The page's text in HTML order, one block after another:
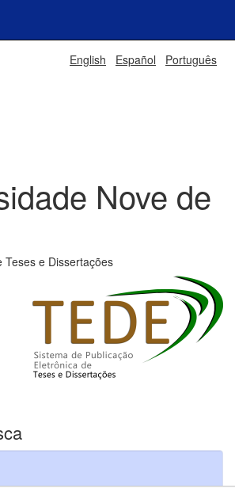
English Español Português
Nove de
Teses e Dissertações